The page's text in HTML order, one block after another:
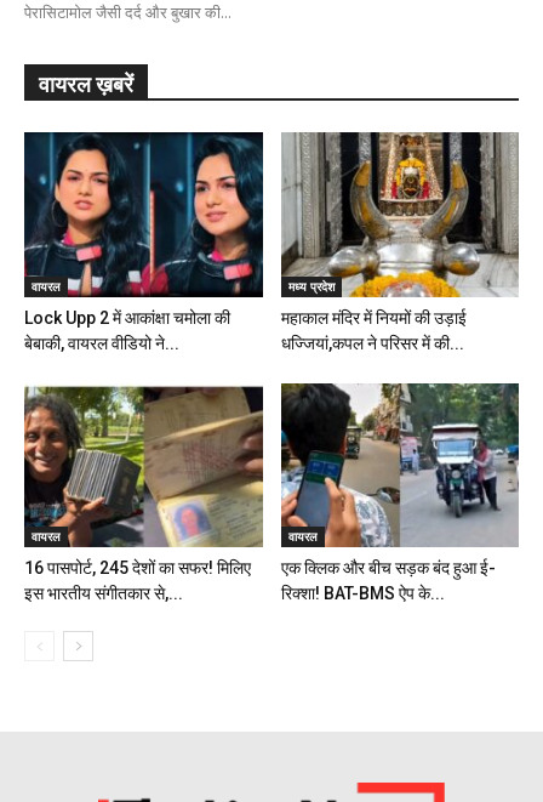
पेरासिटामोल जैसी दर्द और बुखार की...
वायरल ख़बरें
वायरल
Lock Upp 2 में आकांक्षा चमोला की
बेबाकी, वायरल वीडियो ने...
मध्य प्रदेश
महाकाल मंदिर में नियमों की उड़ाई
धज्जियां,कपल ने परिसर में की...
वायरल
16 पासपोर्ट, 245 देशों का सफर! मिलिए
इस भारतीय संगीतकार से,...
वायरल
एक क्लिक और बीच सड़क बंद हुआ ई-
रिक्शा! BAT-BMS ऐप के...